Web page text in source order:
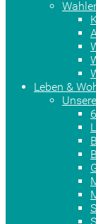
Leben &